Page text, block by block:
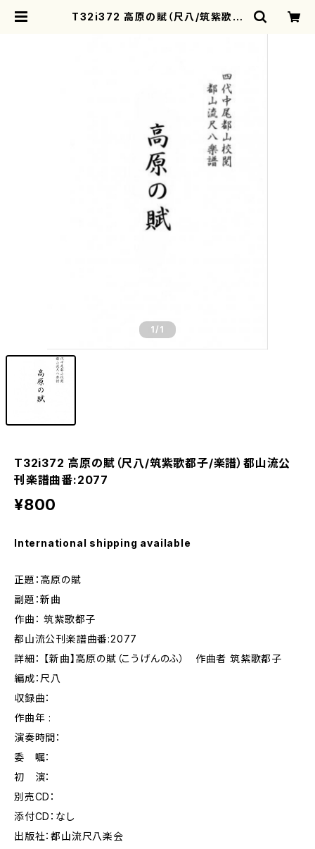
T32i372 高原の賦（尺八/筑紫歌都
1 /1
T32i372 高原の賦（尺八/筑紫歌都子/楽譜）都山流公
刊楽譜曲番:2077
¥800
International shipping available
正題：高原の賦
副題：新曲
作曲： 筑紫歌都子
都山流公刊楽譜曲番:2077
詳細： 【新曲】高原の賦（こうげんのふ） 作曲者 筑紫歌都子
編成：尺八
収録曲：
作曲年 :
演奏時間：
委 嘱：
初 演：
別売CD：
添付CD：なし
出版社：都山流尺八楽会